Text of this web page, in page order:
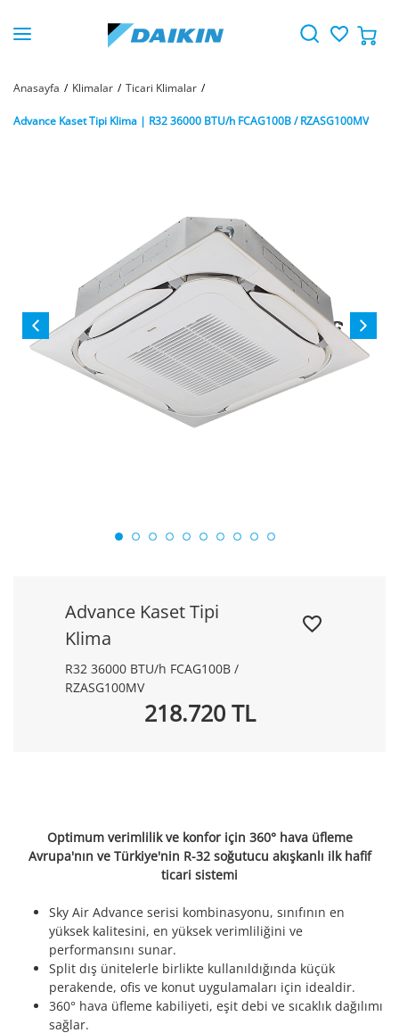
Anasayfa Klimalar Ticari Klimalar
Advance Kaset Tipi Klima | R32 36000 BTU/h FCAG100B / RZASG100MV
Advance Kaset Tipi
Klima
R32 36000 BTU/h FCAG100B /
RZASG100MV
218.720 TL
Optimum verimlilik ve konfor için 360° hava üfleme
Avrupa'nın ve Türkiye'nin R-32 soğutucu akışkanlı ilk hafif
ticari sistemi
Sky Air Advance serisi kombinasyonu, sınıfının en
yüksek kalitesini, en yüksek verimliliğini ve
performansını sunar.
Split dış ünitelerle birlikte kullanıldığında küçük
perakende, ofis ve konut uygulamaları için idealdir.
360° hava üfleme kabiliyeti, eşit debi ve sıcaklık dağılımı
sağlar.